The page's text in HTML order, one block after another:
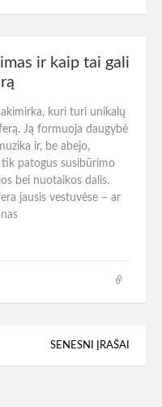
ir kaip tai gali
kuri turi unikalų
Ją formuoja daugybė
ir, be abejo,
patogus susibūrimo
bei nuotaikos dalis.
jausis vestuvėse – ar
SENESNI ĮRAŠAI